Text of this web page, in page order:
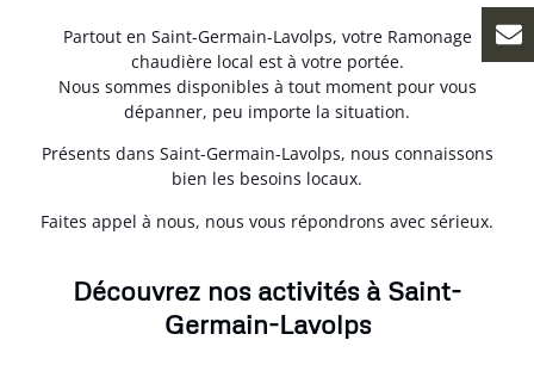
Partout en Saint-Germain-Lavolps, votre Ramonage
chaudière local est à votre portée.
Nous sommes disponibles à tout moment pour vous
dépanner, peu importe la situation.
Présents dans Saint-Germain-Lavolps, nous connaissons
bien les besoins locaux.
Faites appel à nous, nous vous répondrons avec sérieux.
Découvrez nos activités à Saint-
Germain-Lavolps